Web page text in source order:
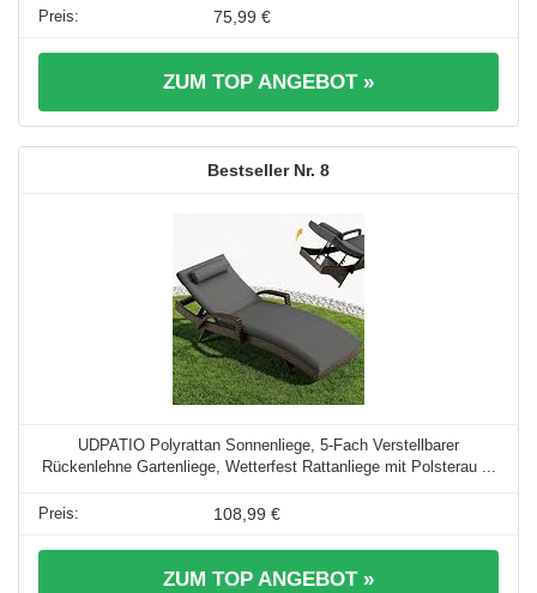
75,99 €
ZUM TOP ANGEBOT »
8
UDPATIO Polyrattan Sonnenliege, 5-Fach Verstellbarer
Rückenlehne Gartenliege, Wetterfest Rattanliege mit Polsterau ...
108,99 €
ZUM TOP ANGEBOT »